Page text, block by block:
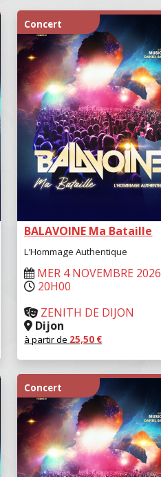
Concert
RÉSERVER
BALAVOINE Ma Bataille
L’Hommage Authentique
MER 4 NOVEMBRE 2026
20H00
ZENITH DE DIJON
Dijon
à partir de 25,50 €
Concert